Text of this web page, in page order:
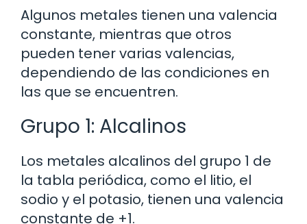
Algunos metales tienen una valencia
constante, mientras que otros
pueden tener varias valencias,
dependiendo de las condiciones en
las que se encuentren.
Grupo 1: Alcalinos
Los metales alcalinos del grupo 1 de
la tabla periódica, como el litio, el
sodio y el potasio, tienen una valencia
constante de +1.